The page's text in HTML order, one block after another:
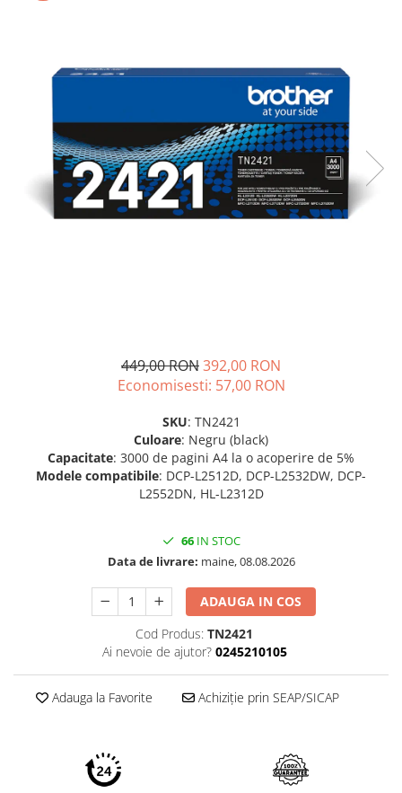
Card reader
Adaptoare PCI / PCIe
449,00 RON392,00 RON
Economisesti: 57,00 RON
SKU: TN2421
Culoare: Negru (black)
Capacitate: 3000 de pagini A4 la o acoperire de 5%
Modele compatibile: DCP-L2512D, DCP-L2532DW, DCP-
L2552DN, HL-L2312D
66IN STOC
Data de livrare: maine, 08.08.2026
ADAUGA IN COS
Cod Produs: TN2421
Ai nevoie de ajutor? 0245210105
Adauga la Favorite Achiziție prin SEAP/SICAP